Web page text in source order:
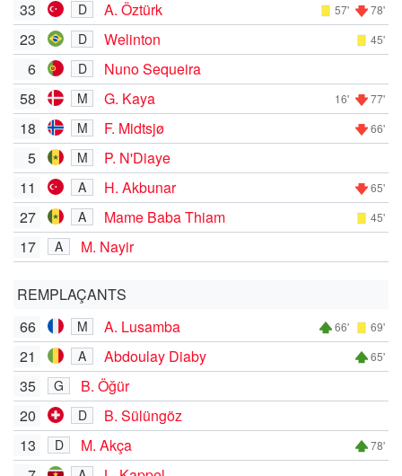
33
D A. Öztürk 57' 78'
23 D Welinton 45'
6 D
Nuno Sequeira
58
M G. Kaya 16' 77'
18 M F. Midtsjø 66'
5 M
P. N'Diaye
11
A H. Akbunar 65'
27 A Mame Baba Thiam 45'
17 A M. Nayir
REMPLAÇANTS
66
M A. Lusamba 66' 69'
21 A Abdoulay Diaby 65'
35 G
B. Öğür
20
D
B. Sülüngöz
13
D M. Akça 78'